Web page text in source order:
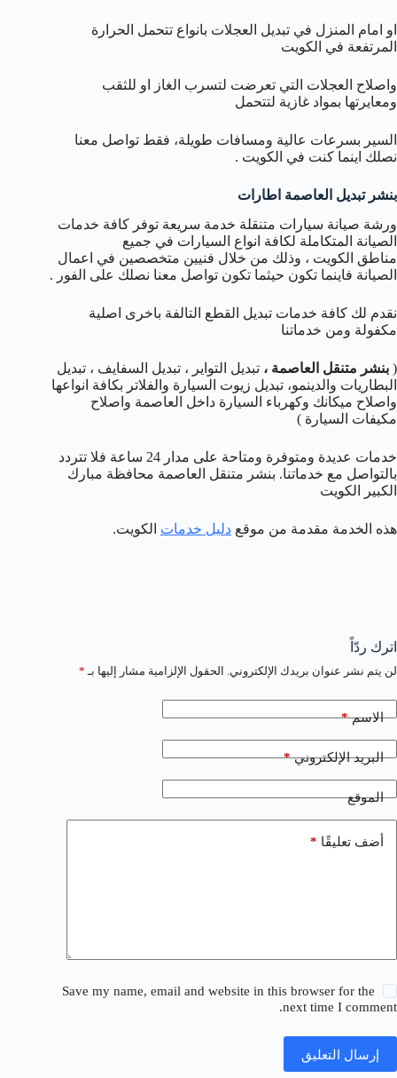
او امام المنزل في تبديل العجلات بانواع تتحمل الحرارة
المرتفعة في الكويت
واصلاح العجلات التي تعرضت لتسرب الغاز او للثقب
ومعايرتها بمواد غازية لتتحمل
السير بسرعات عالية ومسافات طويلة، فقط تواصل معنا
نصلك اينما كنت في الكويت .
بنشر تبديل العاصمة اطارات
ورشة صيانة سيارات متنقلة خدمة سريعة توفر كافة خدمات
الصيانة المتكاملة لكافة انواع السيارات في جميع
مناطق الكويت ، وذلك من خلال فنيين متخصصين في اعمال
الصيانة فاينما تكون حيثما تكون تواصل معنا نصلك على الفور .
نقدم لك كافة خدمات تبديل القطع التالفة باخرى اصلية
مكفولة ومن خدماتنا
( بنشر متنقل العاصمة ، تبديل التواير ، تبديل السفايف ، تبديل
البطاريات والدينمو، تبديل زيوت السيارة والفلاتر بكافة انواعها
واصلاح ميكانك وكهرباء السيارة داخل العاصمة واصلاح
مكيفات السيارة )
خدمات عديدة ومتوفرة ومتاحة على مدار 24 ساعة فلا تتردد
بالتواصل مع خدماتنا. بنشر متنقل العاصمة محافظة مبارك
الكبير الكويت
هذه الخدمة مقدمة من موقع دليل خدمات الكويت.
اترك ردّاً
لن يتم نشر عنوان بريدك الإلكتروني. الحقول الإلزامية مشار إليها بـ *
الاسم*
البريد الإلكتروني*
الموقع
أضف تعليقًا *
Save my name, email and website in this browser for the
next time I comment.
إرسال التعليق